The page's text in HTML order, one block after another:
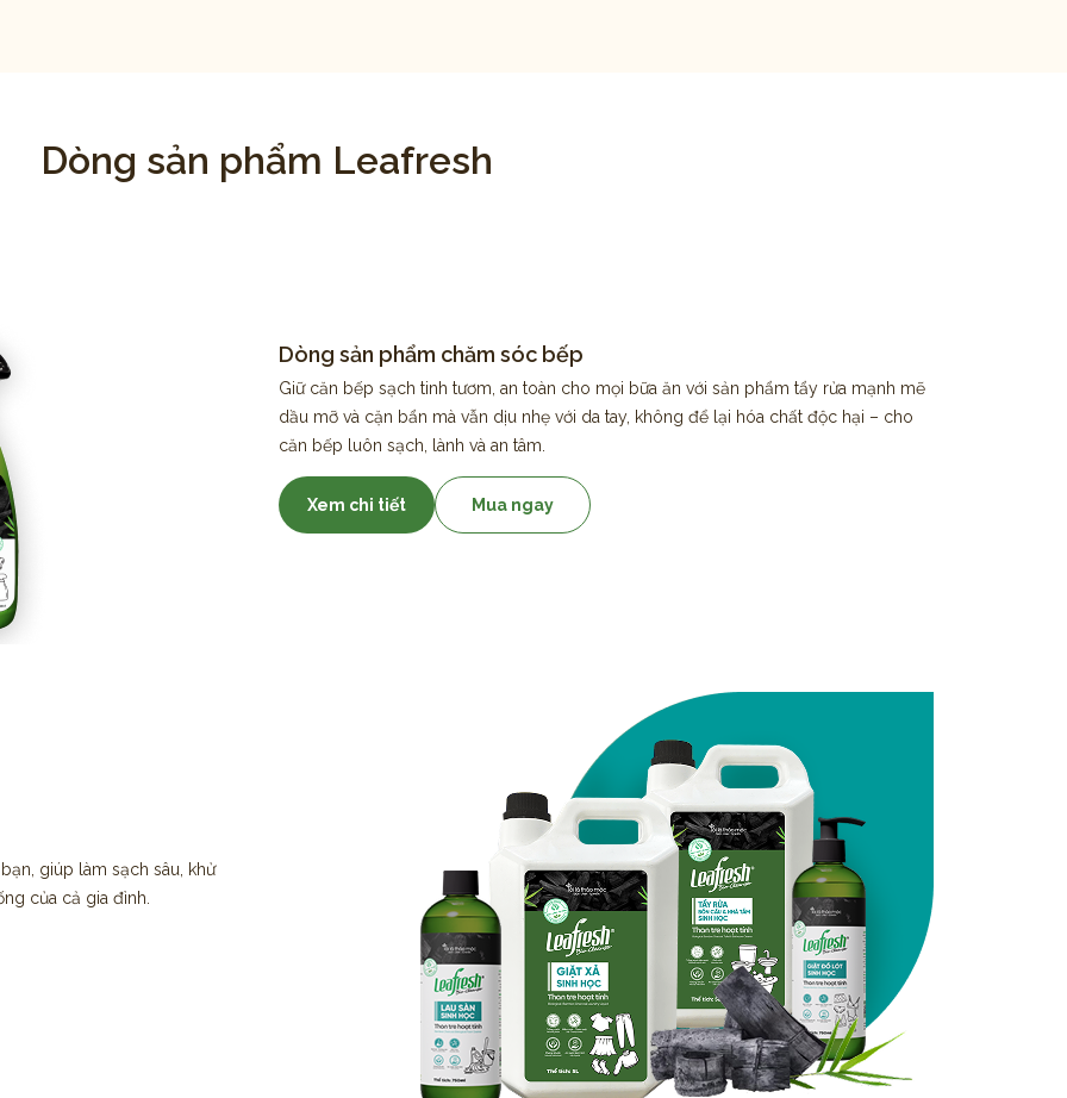
Dòng sản phẩm Leafresh
Dòng sản phẩm chăm sóc bếp
Giữ căn bếp sạch tinh tươm, an toàn cho mọi bữa ăn với sản phẩm tẩy rửa mạnh mẽ
dầu mỡ và cặn bẩn mà vẫn dịu nhẹ với da tay, không để lại hóa chất độc hại – cho
căn bếp luôn sạch, lành và an tâm.
Xem chi tiết Mua ngay
giúp làm sạch sâu, khử
của cả gia đình.